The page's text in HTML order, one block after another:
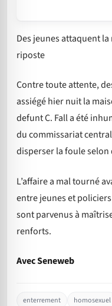
Des jeunes attaquent
riposte
Contre toute attente,
assiégé hier nuit la
defunt C. Fall a été
du commissariat
disperser la foule selon
L’affaire a mal tourné
entre jeunes et
sont parvenus à
renforts.
Avec Seneweb
enterrement homosexuel